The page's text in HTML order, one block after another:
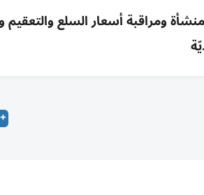
بلدية الفجيرة تستعد للأضحى: تزيين الإمارة وتكثيف التفتيش على 2586 منشأة ومراقبة أسعار